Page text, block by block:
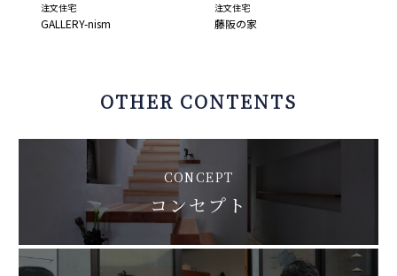
注文住宅
GALLERY-nism
注文住宅
藤阪の家
OTHER CONTENTS
CONCEPT
コンセプト